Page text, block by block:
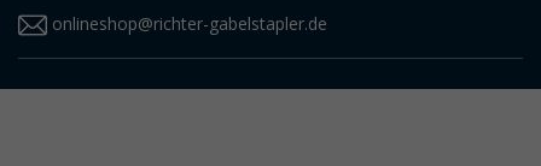
onlineshop@richter-gabelstapler.de